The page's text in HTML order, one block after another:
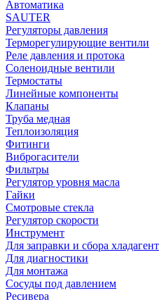
Автоматика
SAUTER
Регуляторы давления
Терморегулирующие вентили
Реле давления и протока
Соленоидные вентили
Термостаты
Линейные компоненты
Клапаны
Труба медная
Теплоизоляция
Фитинги
Виброгасители
Фильтры
Регулятор уровня масла
Гайки
Смотровые стекла
Регулятор скорости
Инструмент
Для заправки и сбора
Для диагностики
Для монтажа
Сосуды под давлением
Ресивера